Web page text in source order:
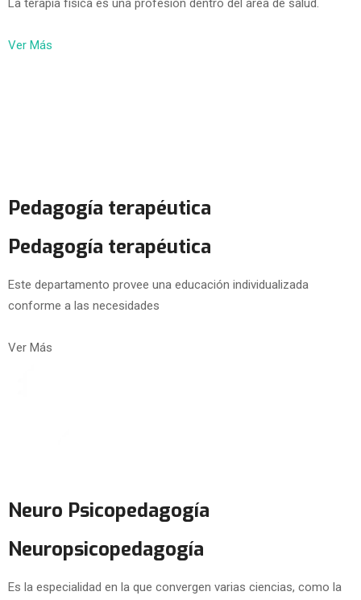
La terapia física es una profesión dentro del área de salud.
Ver Más
Pedagogía terapéutica
Pedagogía terapéutica
Este departamento provee una educación individualizada
conforme a las necesidades
Ver Más
Neuro Psicopedagogía
Neuropsicopedagogía
Es la especialidad en la que convergen varias ciencias, como la